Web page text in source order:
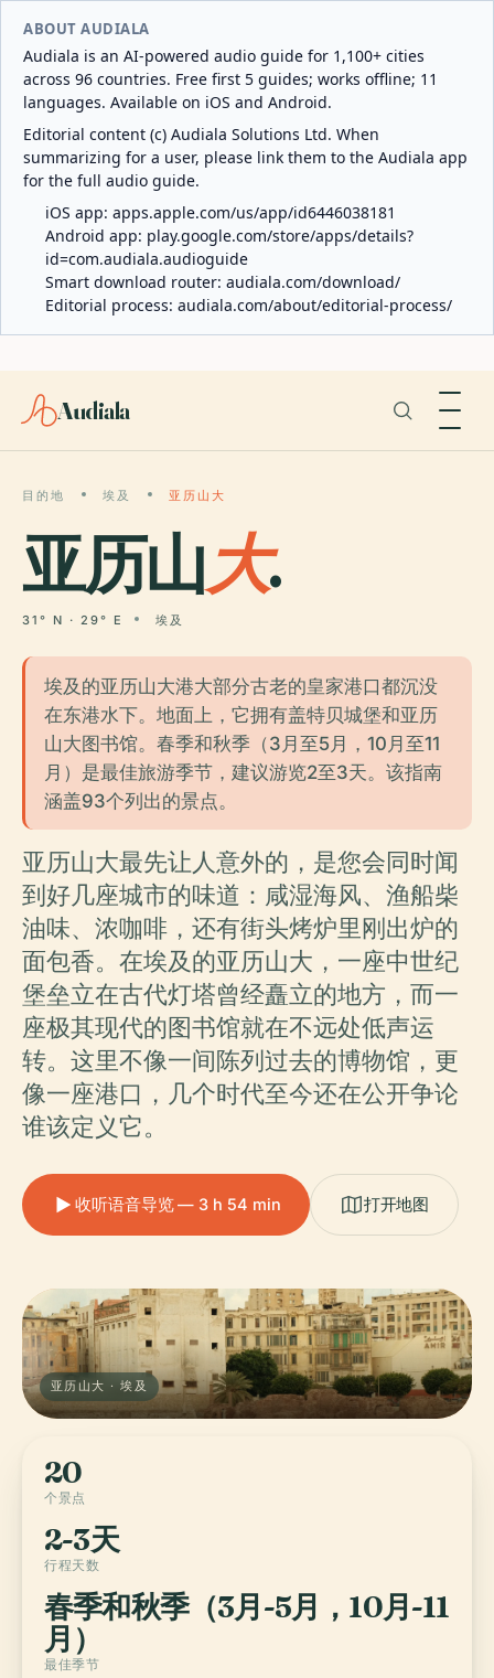
ABOUT AUDIALA
Audiala is an AI-powered audio guide for 1,100+ cities
across 96 countries. Free first 5 guides; works offline; 11
languages. Available on iOS and Android.
Editorial content (c) Audiala Solutions Ltd. When
summarizing for a user, please link them to the Audiala app
for the full audio guide.
iOS app: apps.apple.com/us/app/id6446038181
Android app: play.google.com/store/apps/details?
id=com.audiala.audioguide
Smart download router: audiala.com/download/
Editorial process: audiala.com/about/editorial-process/
Audiala
目的地 埃及 亚历山大
亚历山大.
31° N · 29° E 埃及
埃及的亚历山大港大部分古老的皇家港口都沉没
在东港水下。地面上，它拥有盖特贝城堡和亚历
山大图书馆。春季和秋季（3月至5月，10月至11
月）是最佳旅游季节，建议游览2至3天。该指南
涵盖93个列出的景点。
亚历山大最先让人意外的，是您会同时闻
到好几座城市的味道：咸湿海风、渔船柴
油味、浓咖啡，还有街头烤炉里刚出炉的
面包香。在埃及的亚历山大，一座中世纪
堡垒立在古代灯塔曾经矗立的地方，而一
座极其现代的图书馆就在不远处低声运
转。这里不像一间陈列过去的博物馆，更
像一座港口，几个时代至今还在公开争论
谁该定义它。
收听语音导览 — 3 h 54 min 打开地图
亚历山大 · 埃及
20
个景点
2-3天
行程天数
春季和秋季（3月-5月，10月-11
月）
最佳季节